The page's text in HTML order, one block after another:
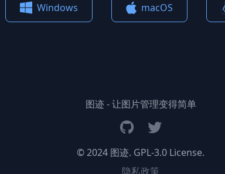
Windows macOS
图迹 - 让图片管理变得简单
© 2024 图迹. GPL-3.0 License.
隐私政策